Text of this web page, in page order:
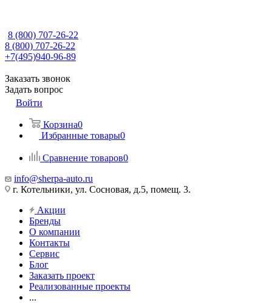
8 (800) 707-26-22
8 (800) 707-26-22
+7(495)940-96-89
Заказать звонок
Задать вопрос
Войти
Корзина0
Избранные товары0
Сравнение товаров0
info@sherpa-auto.ru
г. Котельники, ул. Сосновая, д.5, помещ. 3.
Акции
Бренды
О компании
Контакты
Сервис
Блог
Заказать проект
Реализованные проекты
...